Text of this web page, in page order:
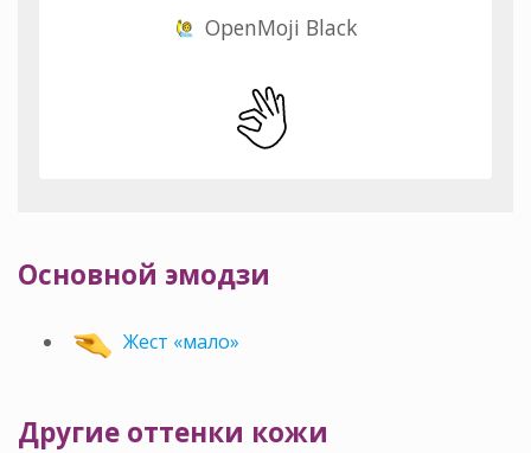
OpenMoji Black
Основной эмодзи
Жест «мало»
Другие оттенки кожи